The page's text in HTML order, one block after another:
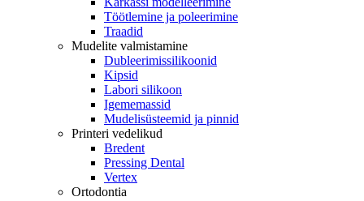
Töötlemine ja poleerimine
Traadid
Mudelite valmistamine
Dubleerimissilikoonid
Kipsid
Labori silikoon
Igememassid
Mudelisüsteemid ja pinnid
Printeri vedelikud
Bredent
Pressing Dental
Vertex
Ortodontia